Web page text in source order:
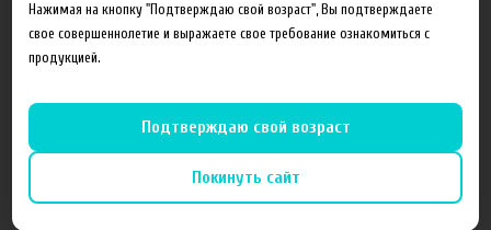
Оставить отзыв
Похожие товары
Нажимая на кнопку "Подтверждаю свой возраст", Вы подтверждаете
свое совершеннолетие и выражаете свое требование ознакомиться с
продукцией.
Подтверждаю свой возраст
Покинуть сайт